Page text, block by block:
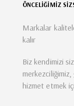
ÖNCELİĞİMİZ
Markalar
kalır
Biz kendimizi
hizmet etmek